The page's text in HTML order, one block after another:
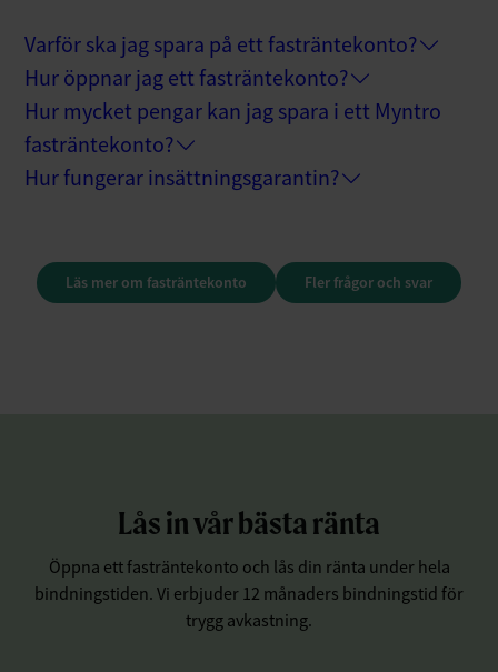
Varför ska jag spara på ett fasträntekonto?
Hur öppnar jag ett fasträntekonto?
Hur mycket pengar kan jag spara i ett Myntro
fasträntekonto?
Hur fungerar insättningsgarantin?
Läs mer om fasträntekonto Fler frågor och svar
Lås in vår bästa ränta
Öppna ett fasträntekonto och lås din ränta under hela
bindningstiden. Vi erbjuder 12 månaders bindningstid för
trygg avkastning.